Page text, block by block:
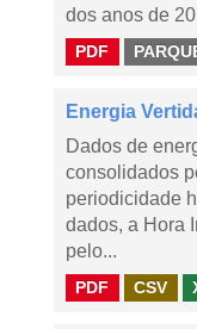
dos anos de
PDF
Energia
Dados de
consolidados
periodicidade
dados, a Hora
pelo...
PDF CSV